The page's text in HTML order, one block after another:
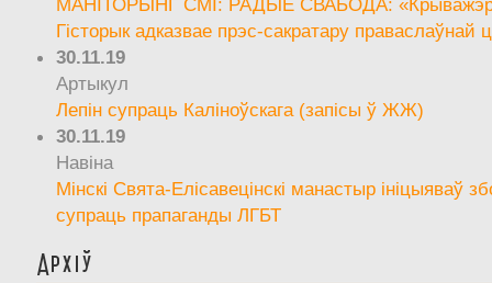
Гісторык адказвае прэс-сакратару праваслаўнай
30.11.19
Артыкул
Лепін супраць Каліноўскага (запісы ў ЖЖ)
30.11.19
Навіна
Мінскі Свята-Елісавецінскі манастыр ініцыяваў
супраць прапаганды ЛГБТ
Архіў